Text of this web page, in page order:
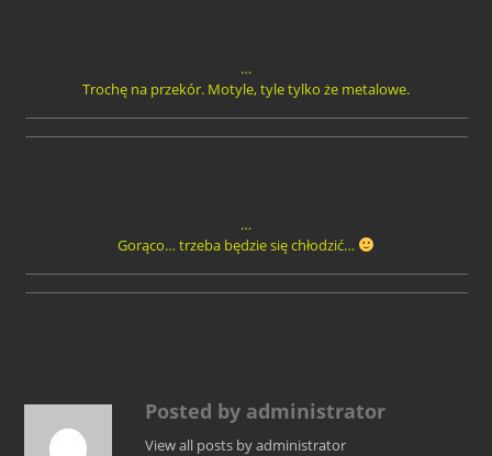
…
Trochę na przekór. Motyle, tyle tylko że metalowe.
…
Gorąco… trzeba będzie się chłodzić…
Posted by administrator
View all posts by administrator